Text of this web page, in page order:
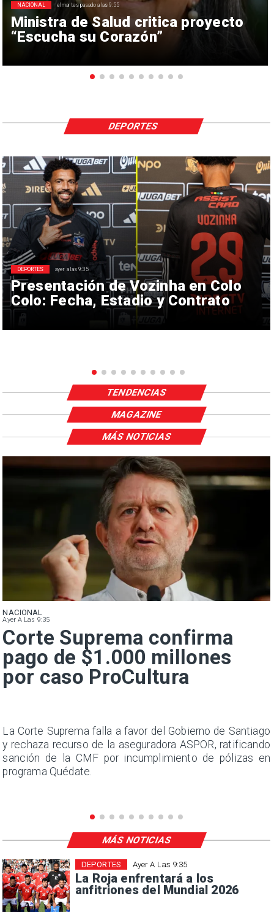
Ministra de Salud critica proyecto
“Escucha su Corazón”
NACIONAL el martes pasado a las 9:55
Presentación de Vozinha en Colo
Colo: Fecha, Estadio y Contrato
DEPORTES ayer a las 9:35
DEPORTES
TENDENCIAS
MAGAZINE
NACIONAL
Ayer A Las 9:35
Corte Suprema confirma
pago de $1.000 millones
por caso ProCultura
La Corte Suprema falla a favor del Gobierno de Santiago
y rechaza recurso de la aseguradora ASPOR, ratificando
sanción de la CMF por incumplimiento de pólizas en
programa Quédate.
MÁS NOTICIAS
Ayer A Las 9:35
La Roja enfrentará a los
anfitriones del Mundial 2026
DEPORTES
MÁS NOTICIAS